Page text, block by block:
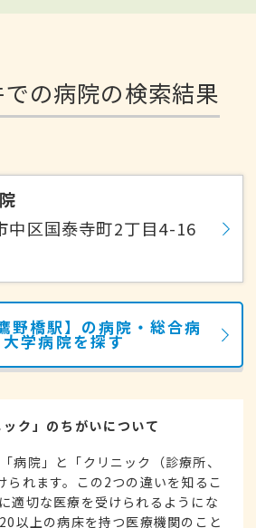
の病院の検索結果
中区国泰寺町2丁目4-16
野橋駅】の病院・総合病
大学病院を探す
ック」のちがいについて
病院」と「クリニック（診療所、
られます。この2つの違いを知るこ
適切な医療を受けられるようにな
以上の病床を持つ医療機関のこと